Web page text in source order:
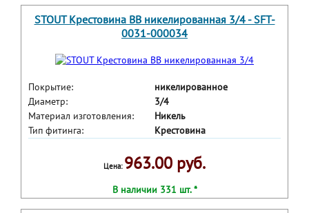
STOUT Крестовина ВВ никелированная 3/4 - SFT-
0031-000034
Покрытие:
никелированное
Диаметр:
3/4
Материал изготовления:
Никель
Тип фитинга:
Крестовина
Цена: 963.00 руб.
В наличии 331 шт. *